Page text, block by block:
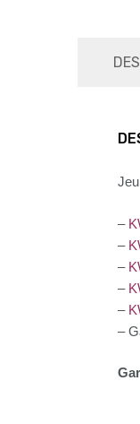
–
–
–
–
–
–